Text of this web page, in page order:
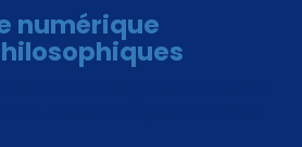
numérique